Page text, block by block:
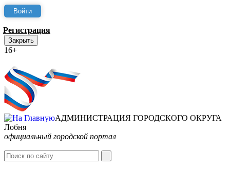
Регистрация
Закрыть
16+
АДМИНИСТРАЦИЯ ГОРОДСКОГО ОКРУГА
Лобня
официальный городской портал